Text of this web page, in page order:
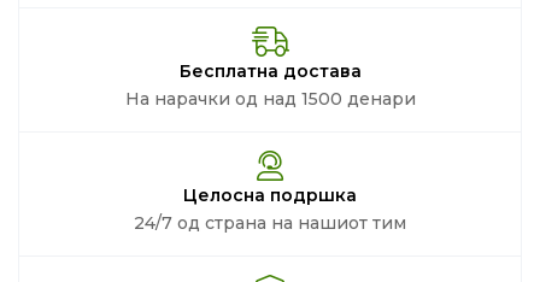
Бесплатна достава
На нарачки од над 1500 денари
Целосна подршка
24/7 од страна на нашиот тим